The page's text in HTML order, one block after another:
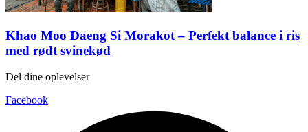
Khao Moo Daeng Si Morakot – Perfekt balance i ris
med rødt svinekød
Del dine oplevelser
Facebook